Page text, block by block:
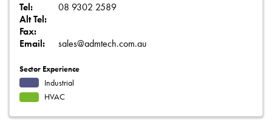
Tel:
08 9302 2589
Alt Tel:
Fax:
Email:
sales@admtech.com.au
Sector Experience
Industrial
HVAC